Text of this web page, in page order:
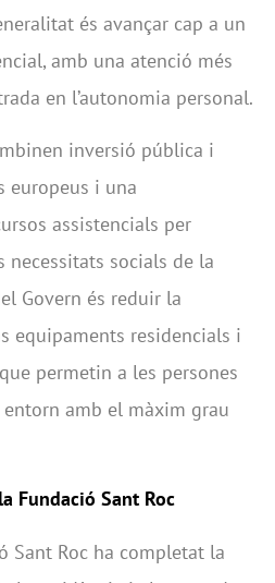
és avançar cap a un
amb una atenció més
en l’autonomia personal.
inversió pública i
europeus i una
assistencials per
necessitats socials de la
Govern és reduir la
equipaments residencials i
permetin a les persones
amb el màxim grau
Fundació Sant Roc
Sant Roc ha completat la